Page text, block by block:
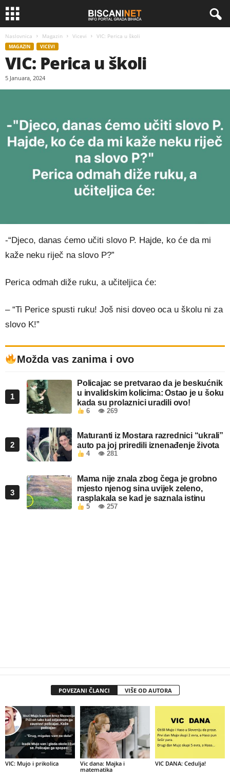
Naslovnica Magazin Vicevi VIC: Perica u školi
MAGAZIN VICEVI
VIC: Perica u školi
5 Januara, 2024
-“Djeco, danas ćemo učiti slovo P. Hajde, ko će da mi
kaže neku riječ na slovo P?”
Perica odmah diže ruku, a učiteljica će:
– “Ti Perice spusti ruku! Još nisi doveo oca u školu ni za
slovo K!”
Možda vas zanima i ovo
1
Policajac se pretvarao da je beskućnik
u invalidskim kolicima: Ostao je u šoku
kada su prolaznici uradili ovo!
6 👁 269
2
Maturanti iz Mostara razrednici “ukrali”
auto pa joj priredili iznenađenje života
4 👁 281
3
Mama nije znala zbog čega je grobno
mjesto njenog sina uvijek zeleno,
rasplakala se kad je saznala istinu
5 👁 257
POVEZANI ČLANCI VIŠE OD AUTORA
VIC: Mujo i prikolica
Vic dana: Majka i
matematika
VIC DANA: Cedulja!